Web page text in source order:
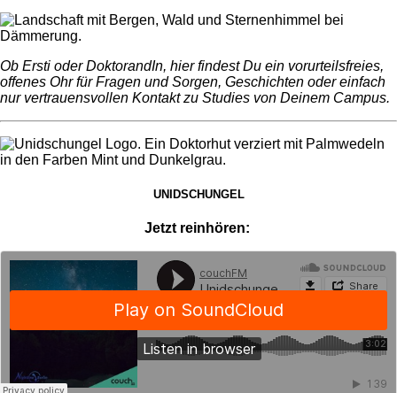
Ob Ersti oder DoktorandIn, hier findest Du ein vorurteilsfreies,
offenes Ohr für Fragen und Sorgen, Geschichten oder einfach
nur vertrauensvollen Kontakt zu Studies von Deinem Campus.
UNIDSCHUNGEL
Jetzt reinhören: